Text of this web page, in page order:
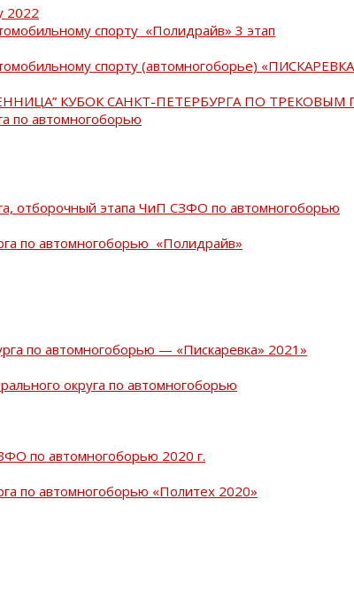
2022
спорту «Полидрайв» 3 этап
спорту (автомногоборье)
КУБОК САНКТ-ПЕТЕРБУРГА ПО ТРЕКОВЫМ
по автомногоборью
отборочный этапа ЧиП СЗФО по автомногоборью
по автомногоборью «Полидрайв»
по автомногоборью — «Пискаревка» 2021»
округа по автомногоборью
по автомногоборью 2020 г.
по автомногоборью «Политех 2020»